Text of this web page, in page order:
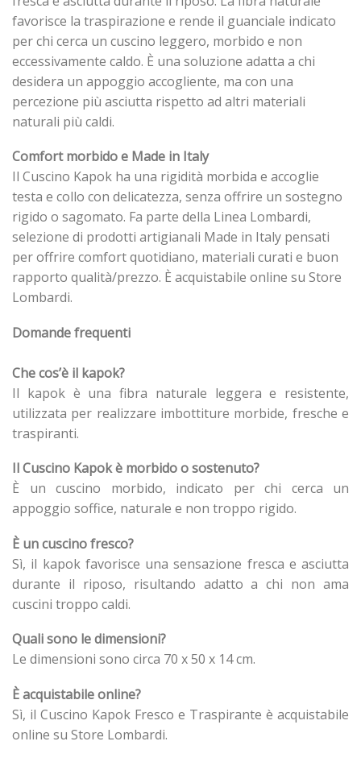
favorisce la traspirazione e rende il guanciale indicato
per chi cerca un cuscino leggero, morbido e non
eccessivamente caldo. È una soluzione adatta a chi
desidera un appoggio accogliente, ma con una
percezione più asciutta rispetto ad altri materiali
naturali più caldi.
Comfort morbido e Made in Italy
Il Cuscino Kapok ha una rigidità morbida e accoglie
testa e collo con delicatezza, senza offrire un sostegno
rigido o sagomato. Fa parte della Linea Lombardi,
selezione di prodotti artigianali Made in Italy pensati
per offrire comfort quotidiano, materiali curati e buon
rapporto qualità/prezzo. È acquistabile online su Store
Lombardi.
Domande frequenti
Che cos’è il kapok?
Il kapok è una fibra naturale leggera e resistente,
utilizzata per realizzare imbottiture morbide, fresche e
traspiranti.
Il Cuscino Kapok è morbido o sostenuto?
È un cuscino morbido, indicato per chi cerca un
appoggio soffice, naturale e non troppo rigido.
È un cuscino fresco?
Sì, il kapok favorisce una sensazione fresca e asciutta
durante il riposo, risultando adatto a chi non ama
cuscini troppo caldi.
Quali sono le dimensioni?
Le dimensioni sono circa 70 x 50 x 14 cm.
È acquistabile online?
Sì, il Cuscino Kapok Fresco e Traspirante è acquistabile
online su Store Lombardi.